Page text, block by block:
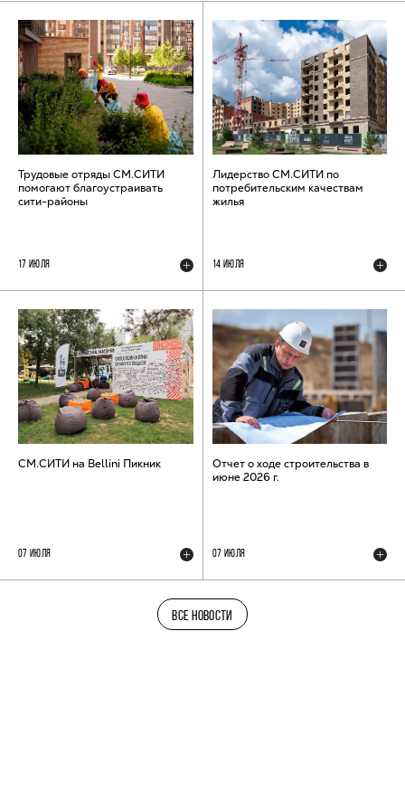
Трудовые отряды СМ.СИТИ
помогают благоустраивать
сити-районы
17 ИЮЛЯ
Лидерство СМ.СИТИ по
потребительским качествам
жилья
14 ИЮЛЯ
СМ.СИТИ на Bellini Пикник
07 ИЮЛЯ
Отчет о ходе строительства в
июне 2026 г.
07 ИЮЛЯ
ВСЕ НОВОСТИ